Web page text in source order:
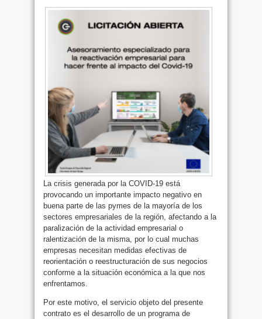
La crisis generada por la COVID-19 está
provocando un importante impacto negativo en
buena parte de las pymes de la mayoría de los
sectores empresariales de la región, afectando a la
paralización de la actividad empresarial o
ralentización de la misma, por lo cual muchas
empresas necesitan medidas efectivas de
reorientación o reestructuración de sus negocios
conforme a la situación económica a la que nos
enfrentamos.
Por este motivo, el servicio objeto del presente
contrato es el desarrollo de un programa de